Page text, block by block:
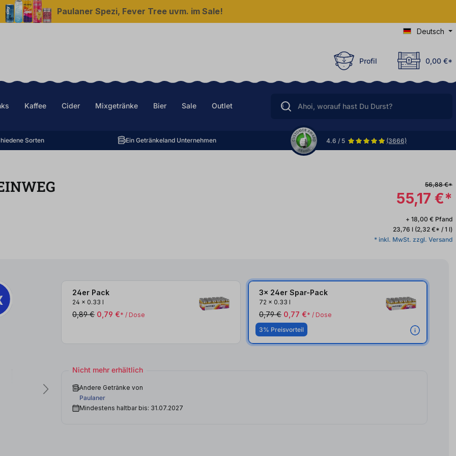
Paulaner Spezi, Fever Tree uvm. im Sale!
Deutsch
Profil 0,00 €*
Kaffee Cider Mixgetränke Bier Sale Outlet
Sorten Ein Getränkeland Unternehmen 4.6 / 5 (3666)
56,88 €*
55,17 €*
+ 18,00 € Pfand
23,76 l (2,32 €* / 1 l)
* inkl. MwSt. zzgl. Versand
24er Pack
24 x 0.33 l
0,89 € 0,79 €* / Dose
3x 24er Spar-Pack
72 x 0.33 l
0,79 € 0,77 €* / Dose
3% Preisvorteil
Nicht mehr erhältlich
Andere Getränke von
Paulaner
Mindestens haltbar bis: 31.07.2027